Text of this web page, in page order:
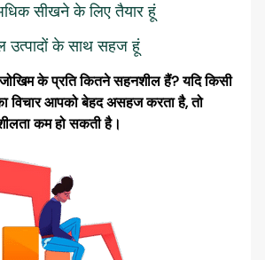
सीखने के लिए तैयार हूं
उत्पादों के साथ सहज हूं
के प्रति कितने सहनशील हैं? यदि किसी
विचार आपको बेहद असहज करता है, तो
कम हो सकती है।